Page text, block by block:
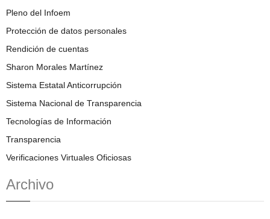
Pleno del Infoem
Protección de datos personales
Rendición de cuentas
Sharon Morales Martínez
Sistema Estatal Anticorrupción
Sistema Nacional de Transparencia
Tecnologías de Información
Transparencia
Verificaciones Virtuales Oficiosas
Archivo